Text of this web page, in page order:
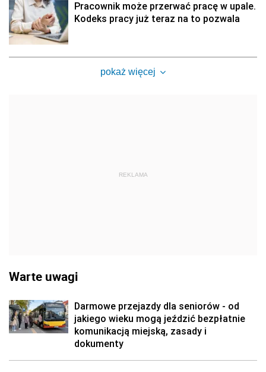
Pracownik może przerwać pracę w upale.
Kodeks pracy już teraz na to pozwala
pokaż więcej
REKLAMA
Warte uwagi
Darmowe przejazdy dla seniorów - od
jakiego wieku mogą jeździć bezpłatnie
komunikacją miejską, zasady i
dokumenty